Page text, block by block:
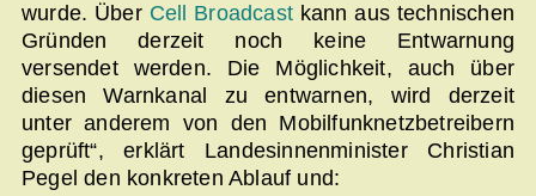
wurde. Über Cell Broadcast kann aus technischen
Gründen derzeit noch keine Entwarnung
versendet werden. Die Möglichkeit, auch über
diesen Warnkanal zu entwarnen, wird derzeit
unter anderem von den Mobilfunknetzbetreibern
geprüft“, erklärt Landesinnenminister Christian
Pegel den konkreten Ablauf und: